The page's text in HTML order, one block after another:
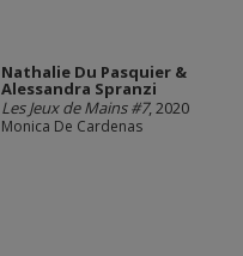
Nathalie Du Pasquier &
Alessandra Spranzi
Les Jeux de Mains #7, 2020
Monica De Cardenas